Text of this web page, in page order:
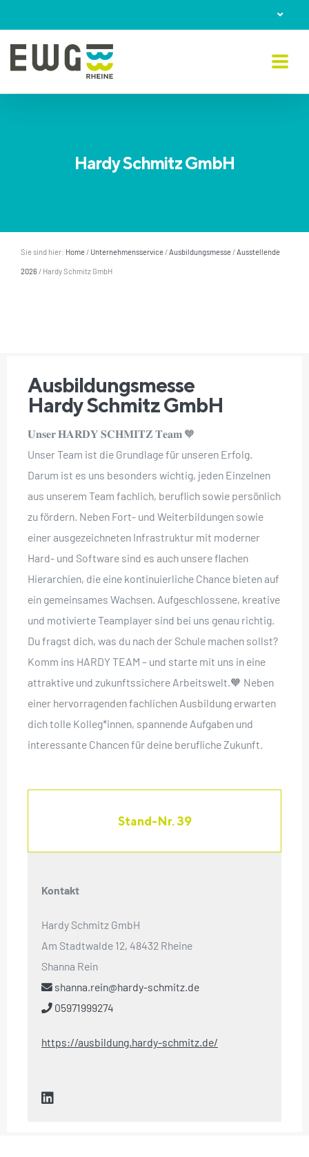
to
content
Hardy Schmitz GmbH
Sie sind hier: Home/ Unternehmensservice/Ausbildungsmesse/Ausstellende
2026/ Hardy Schmitz GmbH
Ausbildungsmesse
Hardy Schmitz GmbH
𝐔𝐧𝐬𝐞𝐫 𝐇𝐀𝐑𝐃𝐘 𝐒𝐂𝐇𝐌𝐈𝐓𝐙 𝐓𝐞𝐚𝐦 🧡
Unser Team ist die Grundlage für unseren Erfolg.
Darum ist es uns besonders wichtig, jeden Einzelnen
aus unserem Team fachlich, beruflich sowie persönlich
zu fördern. Neben Fort- und Weiterbildungen sowie
einer ausgezeichneten Infrastruktur mit moderner
Hard- und Software sind es auch unsere flachen
Hierarchien, die eine kontinuierliche Chance bieten auf
ein gemeinsames Wachsen. Aufgeschlossene, kreative
und motivierte Teamplayer sind bei uns genau richtig.
Du fragst dich, was du nach der Schule machen sollst?
Komm ins HARDY TEAM – und starte mit uns in eine
attraktive und zukunftssichere Arbeitswelt.🧡 Neben
einer hervorragenden fachlichen Ausbildung erwarten
dich tolle Kolleg*innen, spannende Aufgaben und
interessante Chancen für deine berufliche Zukunft.
Stand-Nr. 39
Kontakt
Hardy Schmitz GmbH
Am Stadtwalde 12, 48432 Rheine
Shanna Rein
shanna.rein@hardy-schmitz.de
05971999274
https://ausbildung.hardy-schmitz.de/